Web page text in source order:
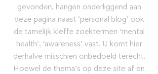
gevonden, hangen onderliggend aan
deze pagina naast ‘personal blog’ ook
de tamelijk kleffe zoektermen ‘mental
health’, ‘awareness’ vast. U komt hier
derhalve misschien onbedoeld terecht.
Hoewel de thema’s op deze site af en